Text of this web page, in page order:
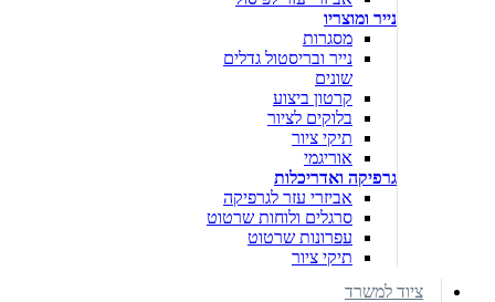
נייר ומוצריו
מסגרות
נייר ובריסטול גדלים
שונים
קרטון ביצוע
בלוקים לציור
תיקי ציור
אוריגמי
גרפיקה ואדריכלות
אביזרי עזר לגרפיקה
סרגלים ולוחות שרטוט
עפרונות שרטוט
תיקי ציור
ציוד למשרד